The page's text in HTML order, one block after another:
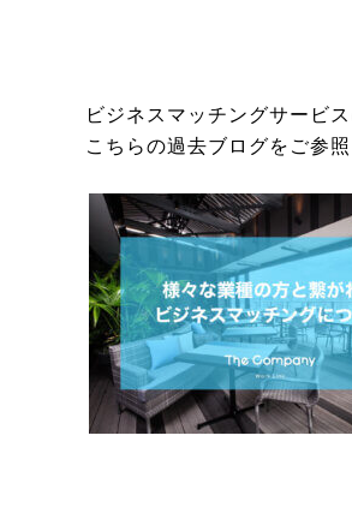
ビジネスマッチングサービ
こちらの過去ブログをご参照